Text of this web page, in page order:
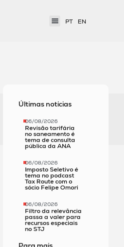
PT EN
Últimas notícias
06/08/2026
Revisão tarifária
no saneamento é
tema de consulta
pública da ANA
06/08/2026
Imposto Seletivo é
tema no podcast
Tax Route com o
sócio Felipe Omori
06/08/2026
Filtro da relevância
passa a valer para
recursos especiais
no STJ